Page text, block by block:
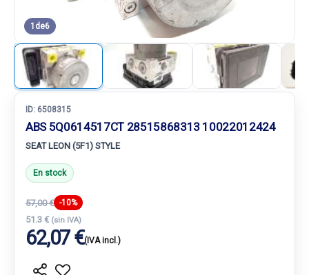
1 de6
ID: 6508315
ABS 5Q0614517CT 28515868313 10022012424
SEAT LEON (5F1) STYLE
En stock
57,00 € -10%
51.3 € (sin IVA)
62,07 €(IVA incl.)